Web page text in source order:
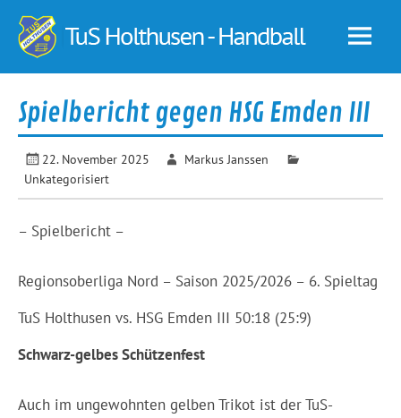
content TuS
–
Spielbericht gegen HSG Emden III
22. November 2025
Markus Janssen
Unkategorisiert
– Spielbericht –
Regionsoberliga Nord – Saison 2025/2026 – 6. Spieltag
TuS Holthusen vs. HSG Emden III 50:18 (25:9)
Schwarz-gelbes Schützenfest
Auch im ungewohnten gelben Trikot ist der TuS-